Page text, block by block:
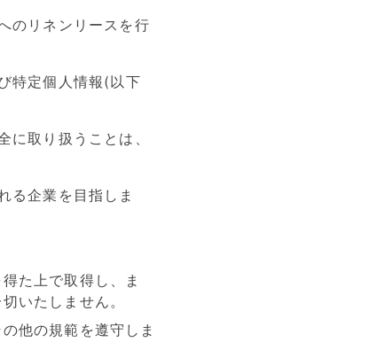
のリネンリースを行
特定個人情報(以下
取り扱うことは、
る企業を目指しま
た上で取得し、ま
いたしません。
他の規範を遵守しま